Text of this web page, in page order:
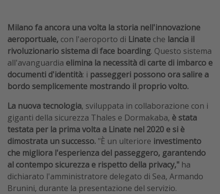
Travel magazine
Calendario di viaggio
Festività del 2026
Città più visitate
Milano fa ancora una volta la storia nell'innovazione
aeroportuale, con l'aeroporto di Linate che lancia il
rivoluzionario sistema di face boarding. Questo sistema
all'avanguardia elimina la necessità di carte di imbarco e
documenti d'identità: i passeggeri possono ora salire a
bordo semplicemente mostrando il proprio volto.
La nuova tecnologia, sviluppata in collaborazione con i
giganti della sicurezza Thales e Dormakaba, è stata
testata per la prima volta a Linate nel 2020 e si è
dimostrata un successo. "È un ulteriore investimento
che migliora l'esperienza del passeggero, garantendo
al contempo sicurezza e rispetto della privacy," ha
dichiarato l'amministratore delegato di Sea, Armando
Brunini, durante la presentazione del servizio.